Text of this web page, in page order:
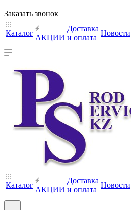
Заказать звонок
Каталог
АКЦИИ
Доставка
и оплата
Новости
Каталог
АКЦИИ
Доставка
и оплата
Новости